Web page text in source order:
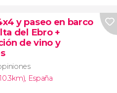
y paseo en barco
del Ebro +
de vino y
, España